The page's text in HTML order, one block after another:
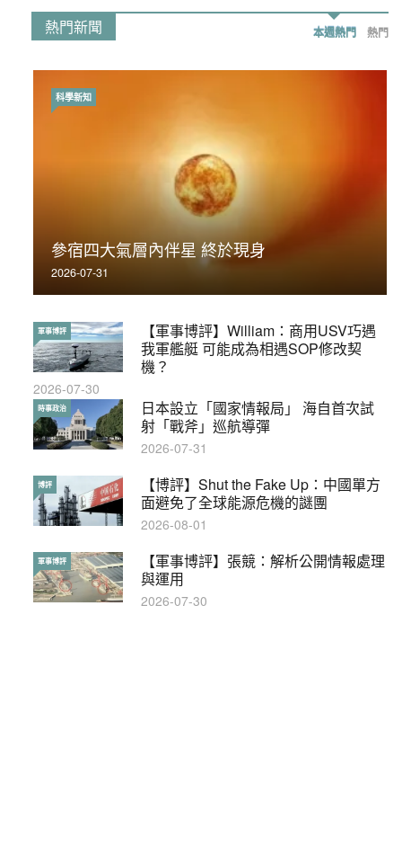
熱門新聞 本週熱門 熱門
參宿四大氣層內伴星 終於現身
2026-07-31
科學新知
【軍事博評】William：商用USV巧遇
我軍艦艇 可能成為相遇SOP修改契
機？
軍事博評
2026-07-30
日本設立「國家情報局」 海自首次試
射「戰斧」巡航導彈
時事政治
2026-07-31
【博評】Shut the Fake Up：中國單方
面避免了全球能源危機的謎團
博評
2026-08-01
【軍事博評】張競：解析公開情報處理
與運用
軍事博評
2026-07-30
荃灣反黑組「砌生豬肉」砌錯O記臥底4警員
被控
2019-11-01
時事政治
【輕百科】被抽中當陪審員能拒絕嗎？
輕百科
2017-10-17
【輕盤點】集會遊行陸續有來？一文盡
覽8月示威活動
輕盤點
2019-08-30
本港保護兒童法例雜亂互相矛盾家長易
墮法網
特稿
2019-05-21
【輕百科】甚麼按摩院要領牌？顧客涉
及刑責嗎？
輕百科
2021-05-13